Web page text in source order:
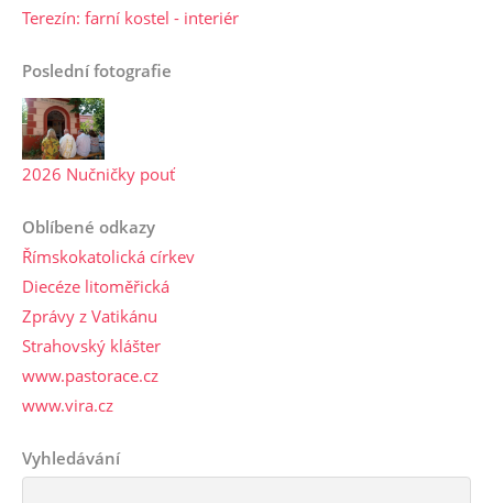
Terezín: farní kostel - interiér
Poslední fotografie
2026 Nučničky pouť
Oblíbené odkazy
Římskokatolická církev
Diecéze litoměřická
Zprávy z Vatikánu
Strahovský klášter
www.pastorace.cz
www.vira.cz
Vyhledávání